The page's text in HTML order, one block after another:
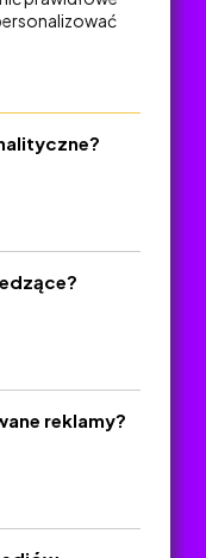
reklamy?